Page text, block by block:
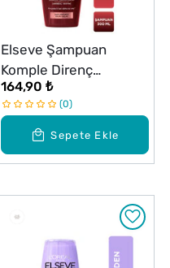
Sepete Ekle
Elseve Şampuan
Komple Direnç
Dökülme Karşıtı 300 ml
164,90 ₺
0